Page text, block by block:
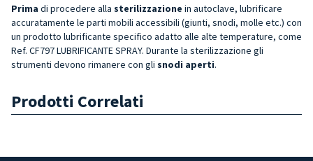
Prima di procedere alla sterilizzazione in autoclave, lubrificare
accuratamente le parti mobili accessibili (giunti, snodi, molle etc.) con
un prodotto lubrificante specifico adatto alle alte temperature, come
Ref. CF797 LUBRIFICANTE SPRAY. Durante la sterilizzazione gli
strumenti devono rimanere con gli snodi aperti.
Prodotti Correlati